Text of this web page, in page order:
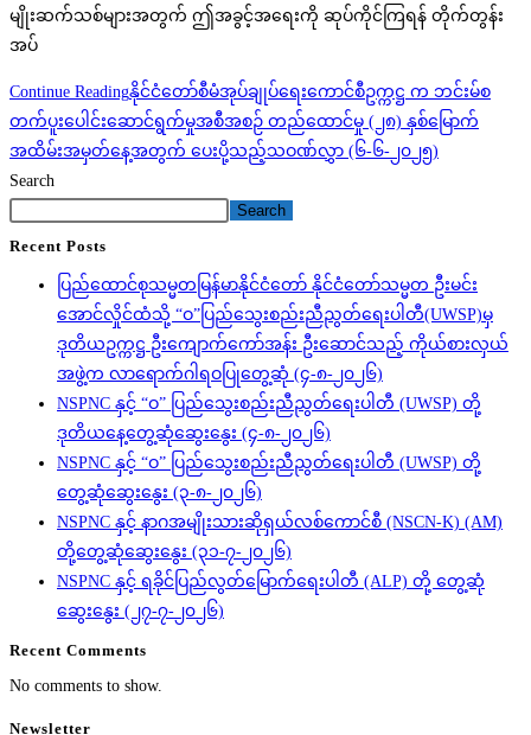
မျိုးဆက်သစ်များအတွက် ဤအခွင့်အရေးကို ဆုပ်ကိုင်ကြရန် တိုက်တွန်း
အပ်
Continue Readingနိုင်ငံတော်စီမံအုပ်ချုပ်ရေးကောင်စီဥက္ကဋ္ဌ က ဘင်းမ်စ
တက်ပူးပေါင်းဆောင်ရွက်မှုအစီအစဉ် တည်ထောင်မှု (၂၈) နှစ်မြောက်
အထိမ်းအမှတ်နေ့အတွက် ပေးပို့သည့်သဝဏ်လွှာ (၆-၆-၂၀၂၅)
Search
Search
Recent Posts
ပြည်ထောင်စုသမ္မတမြန်မာနိုင်ငံတော် နိုင်ငံတော်သမ္မတ ဦးမင်း
အောင်လှိုင်ထံသို့ “ဝ”ပြည်သွေးစည်းညီညွတ်ရေးပါတီ(UWSP)မှ
ဒုတိယဥက္ကဋ္ဌ ဦးကျောက်ကော်အန်း ဦးဆောင်သည့် ကိုယ်စားလှယ်
အဖွဲ့က လာရောက်ဂါရဝပြုတွေ့ဆုံ (၄-၈-၂၀၂၆)
NSPNC နှင့် “ဝ” ပြည်သွေးစည်းညီညွတ်ရေးပါတီ (UWSP) တို့
ဒုတိယနေ့တွေ့ဆုံဆွေးနွေး (၄-၈-၂၀၂၆)
NSPNC နှင့် “ဝ” ပြည်သွေးစည်းညီညွတ်ရေးပါတီ (UWSP) တို့
တွေ့ဆုံဆွေးနွေး (၃-၈-၂၀၂၆)
NSPNC နှင့် နာဂအမျိုးသားဆိုရှယ်လစ်ကောင်စီ (NSCN-K) (AM)
တို့တွေ့ဆုံဆွေးနွေး (၃၁-၇-၂၀၂၆)
NSPNC နှင့် ရခိုင်ပြည်လွတ်မြောက်ရေးပါတီ (ALP) တို့ တွေ့ဆုံ
ဆွေးနွေး (၂၇-၇-၂၀၂၆)
Recent Comments
No comments to show.
Newsletter